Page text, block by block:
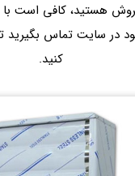
هستید، کافی است با
در سایت تماس بگیرید
کنید.